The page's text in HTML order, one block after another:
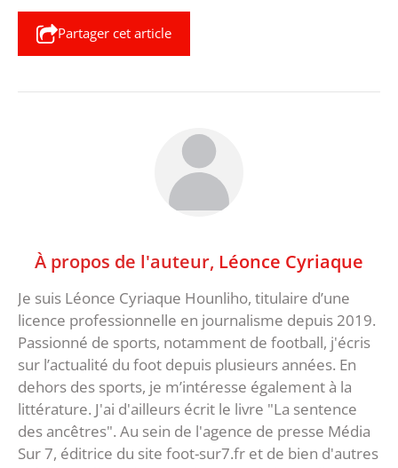
Partager cet article
À propos de l'auteur, Léonce Cyriaque
Je suis Léonce Cyriaque Hounliho, titulaire d’une
licence professionnelle en journalisme depuis 2019.
Passionné de sports, notamment de football, j'écris
sur l’actualité du foot depuis plusieurs années. En
dehors des sports, je m’intéresse également à la
littérature. J'ai d'ailleurs écrit le livre "La sentence
des ancêtres". Au sein de l'agence de presse Média
Sur 7, éditrice du site foot-sur7.fr et de bien d'autres